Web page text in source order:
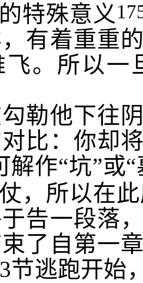
特殊意义
有着重重
飞。所以一
他下往阴
比： 你却
解作“坑”或
，所以在
告一段落
了自第一
3节逃跑开始